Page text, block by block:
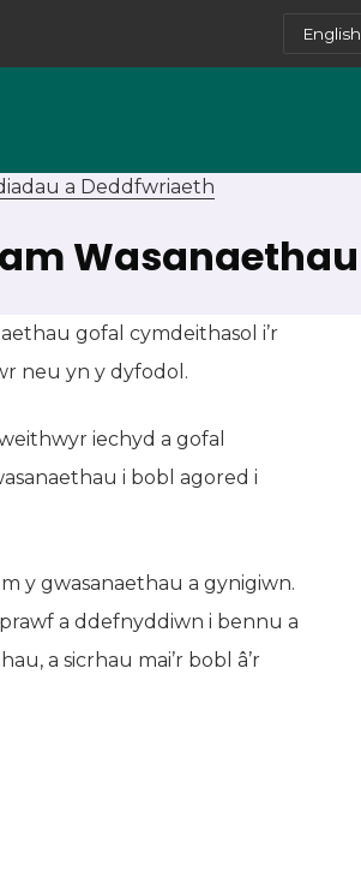
English
a Deddfwriaeth
Wasanaethau
gofal cymdeithasol i’r
neu yn y dyfodol.
iechyd a gofal
i bobl agored i
y gwasanaethau a gynigiwn.
a ddefnyddiwn i bennu a
a sicrhau mai’r bobl â’r